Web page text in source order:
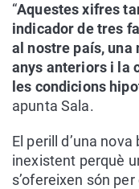
“Aquestes xifres
indicador de tres
al nostre país, una
anys anteriors i la
les condicions
apunta Sala.
El perill d’una
inexistent perquè
s’ofereixen són